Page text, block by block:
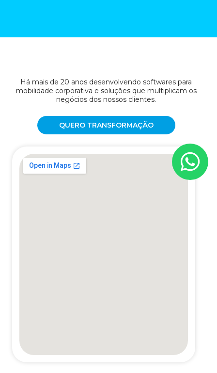
Há mais de 20 anos desenvolvendo softwares para
mobilidade corporativa e soluções que multiplicam os
negócios dos nossos clientes.
QUERO TRANSFORMAÇÃO